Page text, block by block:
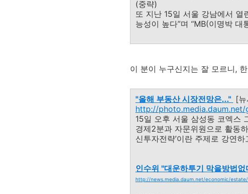
(중략)
또 지난 15일 서울 강남에서 열
능성이 높다”며 “MB(이명박
이 분이 누구신지는 잘 모르니,
"올해 부동산 시장전망은..." [
http://photo.media.daum.net/
15일 오후 서울 삼성동 코엑스
경제2분과 자문위원으로 활동
신투자전략’이란 주제로 강연하
인수위 "대운하투기 막을방법없
http://news.media.daum.net/economic/